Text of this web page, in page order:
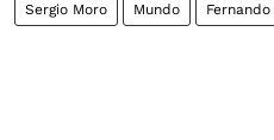
Sergio Moro Mundo